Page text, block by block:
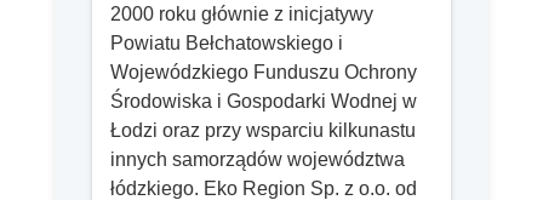
2000 roku głównie z inicjatywy
Powiatu Bełchatowskiego i
Wojewódzkiego Funduszu Ochrony
Środowiska i Gospodarki Wodnej w
Łodzi oraz przy wsparciu kilkunastu
innych samorządów województwa
łódzkiego. Eko Region Sp. z o.o. od